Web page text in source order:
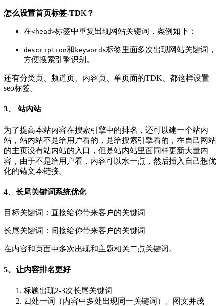
怎么设置首页标签-TDK？
在<head>标签中重复出现网站关键词，案例如下：
description和 keywords标签里面多次出现网站关键词，
方便搜索引擎识别。
还有分类页、频道页、内容页、单页面的TDK、都这样设置
seo标签。
3、 站内站
为了提高本站内容在搜索引擎中的排名，还可以建一个站内
站，站内站不是给用户看的，是给搜索引擎看的，在自己网站
的主页没有站内站的入口，但是站内站里面同样更新大量内
容，由于不是给用户看，内容可以水一点，然后插入自己想优
化的锚文本链接。
4、长尾关键词系统优化
目标关键词：直接给你带来客户的关键词
长尾关键词：间接给你带来客户的关键词
在内容和页面中多次出现和主题相关二点关键词。
5、让内容排名更好
标题出现2-3次长尾关键词
四处一词（内容中多处出现同一关键词）、图文并茂